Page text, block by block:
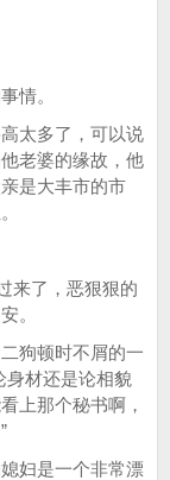
情。
太多了，可以说
老婆的缘故，他
是大丰市的市
来了，恶狠狠的
。
狗顿时不屑的一
身材还是论相貌
上那个秘书啊，
妇是一个非常漂